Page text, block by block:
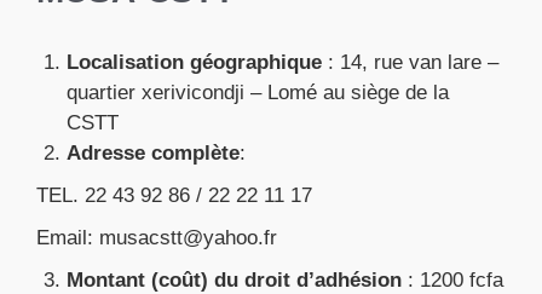
Localisation géographique : 14, rue van lare –
quartier xerivicondji – Lomé au siège de la
CSTT
Adresse complète:
TEL. 22 43 92 86 / 22 22 11 17
Email: musacstt@yahoo.fr
Montant (coût) du droit d’adhésion : 1200 fcfa